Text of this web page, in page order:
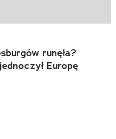
runęła?
Europę